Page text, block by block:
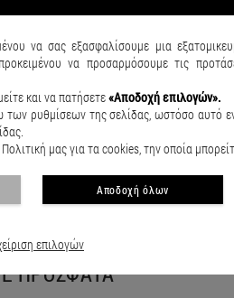
Seashell Θαλασσί Παιδικό
ΠΡΟΣΦΑΤΑ
να σας εξασφαλίσουμε μια
να προσαρμόσουμε τις
και να πατήσετε«Αποδοχή επιλογών».
ρυθμίσεων της σελίδας, ωστόσο αυτό
μας για τα cookies, την οποία
Αποδοχή όλων
επιλογών